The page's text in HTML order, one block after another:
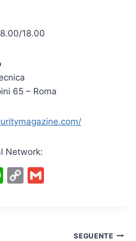
18.00
65 – Roma
Network:
W C
SEGUENTE